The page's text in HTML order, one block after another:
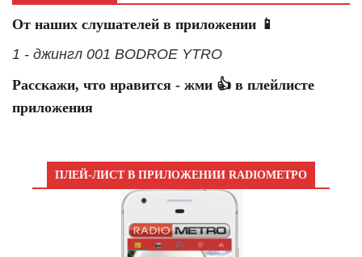
От наших слушателей в приложении 📱
1 - джингл 001 BODROE YTRO
Расскажи, что нравится - жми 👍 в плейлисте
приложения
ПЛЕЙ-ЛИСТ В ПРИЛОЖЕНИИ RADIOМЕТРО